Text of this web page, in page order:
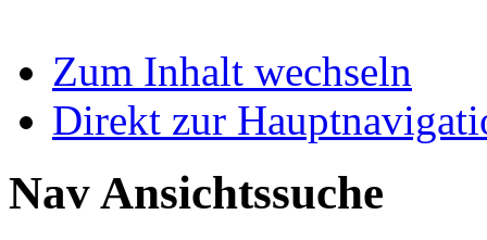
Zum Inhalt wechseln
Direkt zur
Nav Ansichtssuche